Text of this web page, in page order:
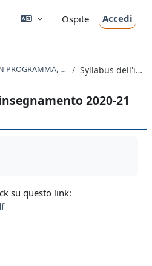
Ospite Accedi
SCHEDA CON PROGRAMMA, OBIETTIVI FORMATIVI, TESTI E ORARI Syllabus dell'insegnamento 2020-21
2020-21
su questo link: